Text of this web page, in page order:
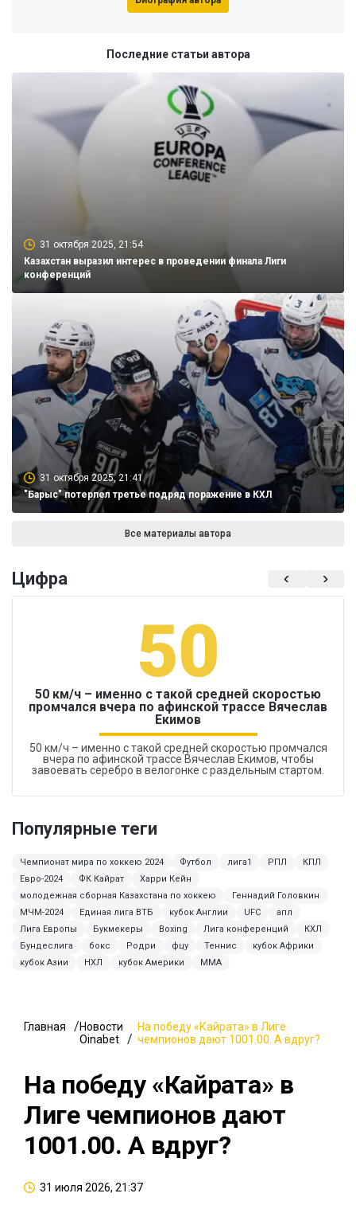
Последние статьи автора
31 октября 2025, 21:54
Казахстан выразил интерес в проведении финала Лиги
конференций
31 октября 2025, 21:41
"Барыс" потерпел третье подряд поражение в КХЛ
Все материалы автора
Цифра
50
50 км/ч – именно с такой средней скоростью
промчался вчера по афинской трассе Вячеслав
Екимов
50 км/ч – именно с такой средней скоростью промчался
вчера по афинской трассе Вячеслав Екимов, чтобы
завоевать серебро в велогонке с раздельным стартом.
Популярные теги
Чемпионат мира по хоккею 2024 Футбол лига1 РПЛ
КПЛ
Евро-2024
ФК Кайрат
Харри Кейн
молодежная сборная Казахстана по хоккею
Геннадий Головкин
МЧМ-2024
Единая лига ВТБ кубок Англии UFC
апл
Лига Европы
Букмекеры Boxing Лига конференций
КХЛ
Бундеслига
бокс Родри фцу Теннис
кубок Африки
кубок Азии
НХЛ кубок Америки ММА
Главная
Новости
Oinabet
На победу «Кайрата» в Лиге
чемпионов дают 1001.00. А вдруг?
На победу «Кайрата» в
Лиге чемпионов дают
1001.00. А вдруг?
31 июля 2026, 21:37